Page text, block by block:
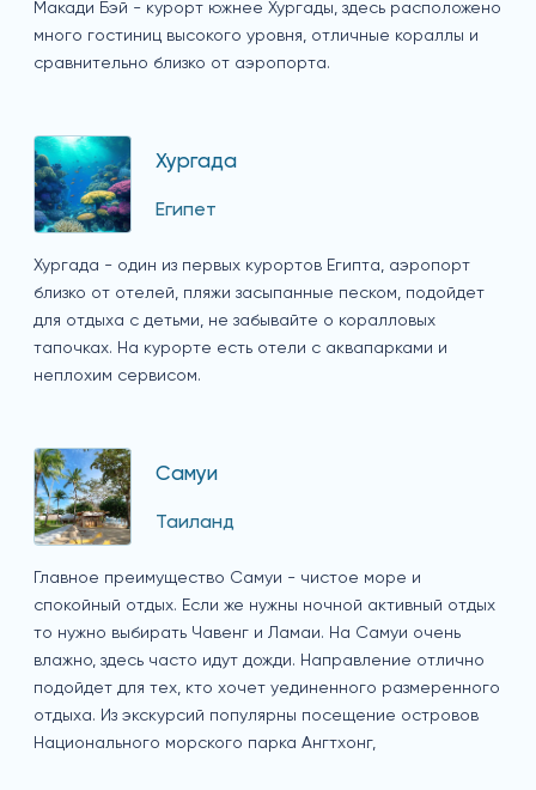
Макади Бэй - курорт южнее Хургады, здесь расположено
много гостиниц высокого уровня, отличные кораллы и
сравнительно близко от аэропорта.
Хургада
Египет
Хургада - один из первых курортов Египта, аэропорт
близко от отелей, пляжи засыпанные песком, подойдет
для отдыха с детьми, не забывайте о коралловых
тапочках. На курорте есть отели с аквапарками и
неплохим сервисом.
Самуи
Таиланд
Главное преимущество Самуи - чистое море и
спокойный отдых. Если же нужны ночной активный отдых
то нужно выбирать Чавенг и Ламаи. На Самуи очень
влажно, здесь часто идут дожди. Направление отлично
подойдет для тех, кто хочет уединенного размеренного
отдыха. Из экскурсий популярны посещение островов
Национального морского парка Ангтхонг,